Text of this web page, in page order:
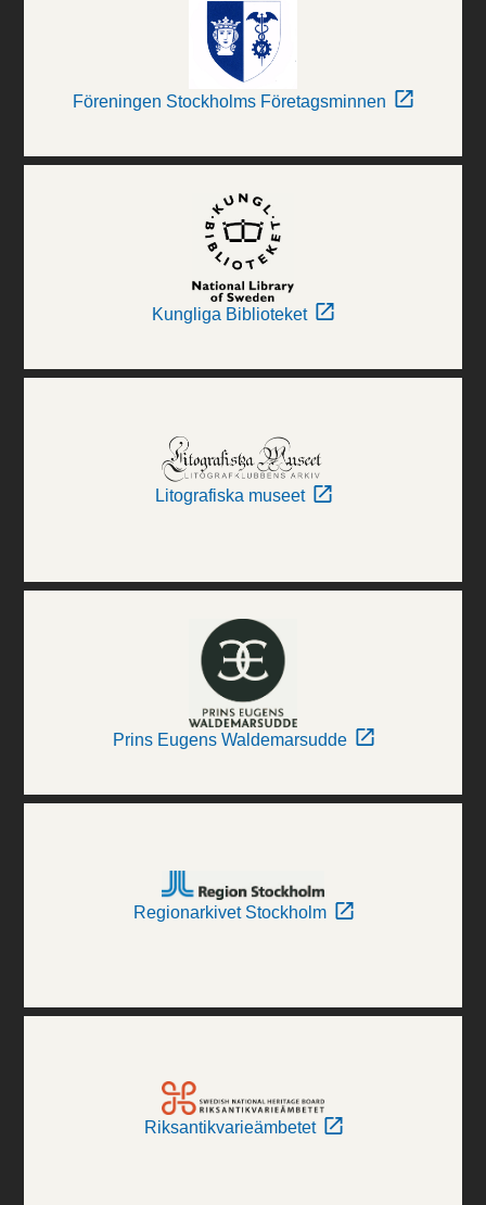
Föreningen Stockholms Företagsminnen
Kungliga Biblioteket
Litografiska museet
Prins Eugens Waldemarsudde
Regionarkivet Stockholm
Riksantikvarieämbetet